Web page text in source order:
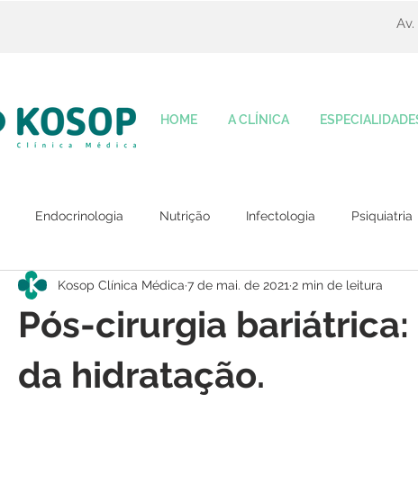
Endocrinologia Nutrição Infectologia Psiquiatria
Pós-cirurgia
da hidratação.
Kosop Clínica Médica 7 de mai. de 2021 2 min de leitura
HOME A CLÍNICA